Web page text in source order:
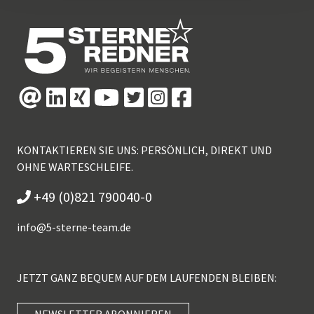
KONTAKTIEREN SIE UNS: PERSÖNLICH, DIREKT UND
OHNE WARTESCHLEIFE.
+49 (0)821 790040-0
info@5-sterne-team.de
JETZT GANZ BEQUEM AUF DEM LAUFENDEN BLEIBEN: